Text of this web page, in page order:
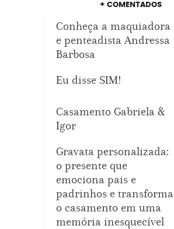
+ COMENTADOS
Conheça a maquiadora
e penteadista Andressa
Barbosa
Eu disse SIM!
Casamento Gabriela &
Igor
Gravata personalizada:
o presente que
emociona pais e
padrinhos e transforma
o casamento em uma
memória inesquecível